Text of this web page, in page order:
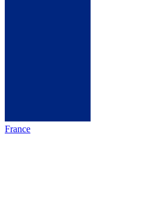
France